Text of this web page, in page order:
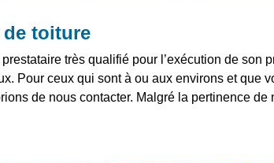
de toiture
prestataire très qualifié pour l’exécution de
Pour ceux qui sont à ou aux environs et que
de nous contacter. Malgré la pertinence